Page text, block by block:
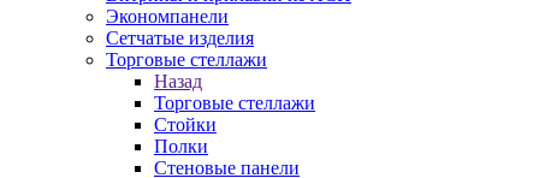
Экономпанели
Сетчатые изделия
Торговые стеллажи
Назад
Торговые стеллажи
Стойки
Полки
Стеновые панели